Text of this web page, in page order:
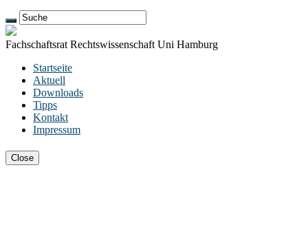
Fachschaftsrat Rechtswissenschaft Uni Hamburg
Startseite
Aktuell
Downloads
Tipps
Kontakt
Impressum
Close